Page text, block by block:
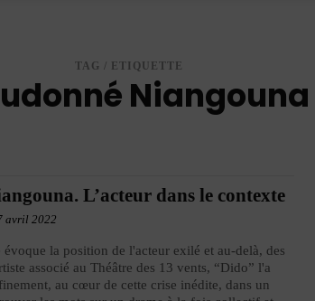
TAG / ETIQUETTE
Niangouna
L’acteur dans le contexte
avril 2022
évoque la position de l'acteur exilé et au-delà, des
associé au Théâtre des 13 vents, “Dido” l'a
au cœur de cette crise inédite, dans un